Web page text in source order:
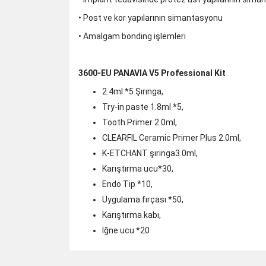
• Post ve kor yapılarının simantasyonu
• Amalgam bonding işlemleri
3600-EU PANAVIA V5 Professional Kit
2.4ml *5 Şırınga,
Try-in paste 1.8ml *5,
Tooth Primer 2.0ml,
CLEARFIL Ceramic Primer Plus 2.0ml,
K-ETCHANT şırınga3.0ml,
Karıştırma ucu*30,
Endo Tip *10,
Uygulama fırçası *50,
Karıştırma kabı,
İğne ucu *20